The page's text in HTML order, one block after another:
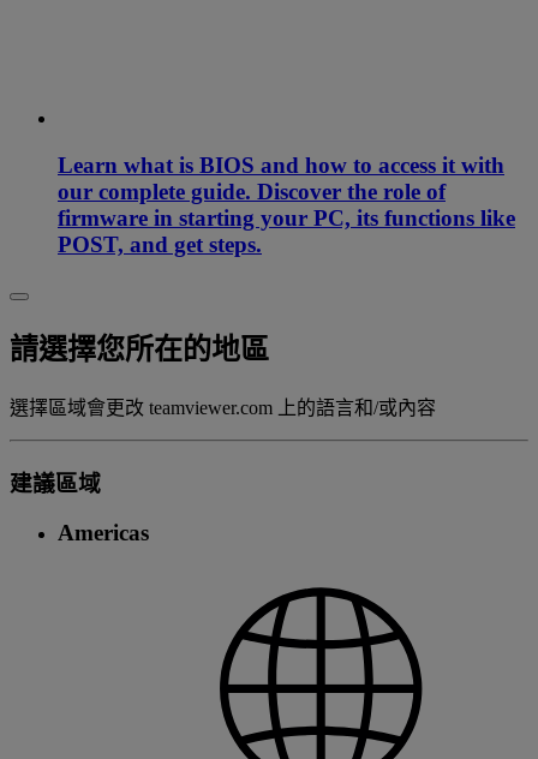
Learn what is BIOS and how to access it with
our complete guide. Discover the role of
firmware in starting your PC, its functions like
POST, and get steps.
請選擇您所在的地區
選擇區域會更改 teamviewer.com 上的語言和/或內容
建議區域
Americas